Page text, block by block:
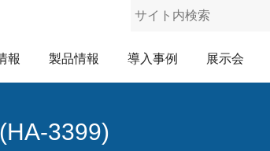
報 製品情報 導入事例 展示会
3399)